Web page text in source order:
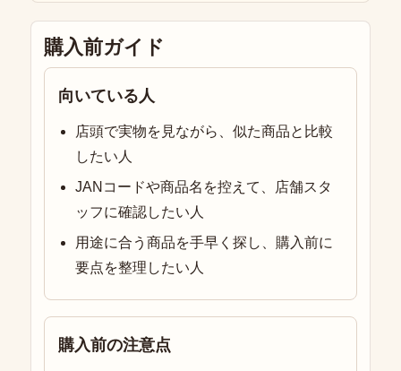
購入前ガイド
向いている人
店頭で実物を見ながら、似た商品と比較
したい人
JANコードや商品名を控えて、店舗スタ
ッフに確認したい人
用途に合う商品を手早く探し、購入前に
要点を整理したい人
購入前の注意点